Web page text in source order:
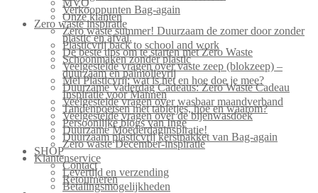
MVO
Verkooppunten Bag-again
Onze klanten
Zero waste inspiratie
Zero waste summer! Duurzaam de zomer door zonder
plastic en afval.
Plasticvrij back to school and work
De beste tips om te starten met Zero Waste
Schoonmaken zonder plastic
Veelgestelde vragen over vaste zeep (blokzeep) –
duurzaam en palmolievrij
Mei Plasticvrij: wat is het en hoe doe je mee?
Duurzame Vaderdag Cadeaus: Zero Waste Cadeau
Inspiratie voor Mannen
Veelgestelde vragen over wasbaar maandverband
Tandenpoetsen met tabletjes, hoe en waarom?
Veelgestelde vragen over de bijenwasdoek
Persoonlijke blogs van Inge
Duurzame Moederdaginspiratie!
Duurzaam plasticvrij kerstpakket van Bag-again
Zero waste December-inspiratie
SHOP
Klantenservice
Contact
Levertijd en verzending
Retourneren
Betalingsmogelijkheden